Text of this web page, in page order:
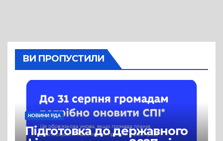
ВИ ПРОПУСТИЛИ
НОВИНИ РДА
Підготовка до державного